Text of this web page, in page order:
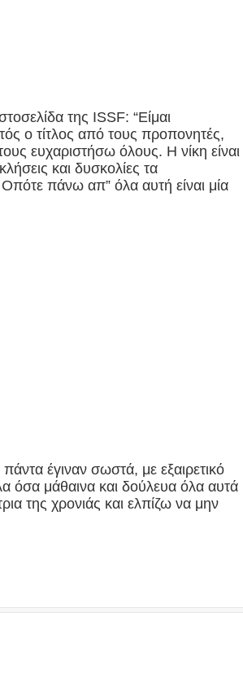
της ISSF: “Είμαι
ο τίτλος από τους προπονητές,
ευχαριστήσω όλους. Η νίκη είναι
και δυσκολίες τα
πάνω απ” όλα αυτή είναι μία
έγιναν σωστά, με εξαιρετικό
όσα μάθαινα και δούλευα όλα αυτά
της χρονιάς και ελπίζω να μην